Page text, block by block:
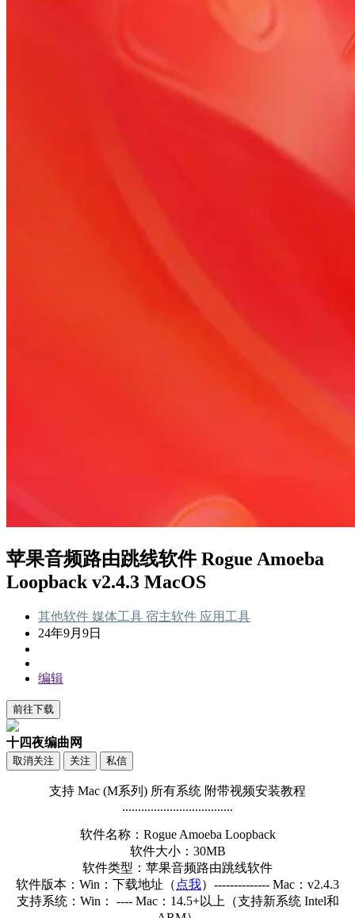
苹果音频路由跳线软件 Rogue Amoeba
Loopback v2.4.3 MacOS
其他软件 媒体工具 宿主软件 应用工具
24年9月9日
编辑
前往下载
十四夜编曲网
取消关注 关注 私信
支持 Mac (M系列) 所有系统 附带视频安装教程
...................................
软件名称：Rogue Amoeba Loopback
软件大小：30MB
软件类型：苹果音频路由跳线软件
软件版本：Win：下载地址（ 点我）-------------- Mac：v2.4.3
支持系统：Win： ---- Mac：14.5+以上（支持新系统 Intel和